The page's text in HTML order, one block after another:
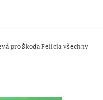
pro Škoda Felicia všechny